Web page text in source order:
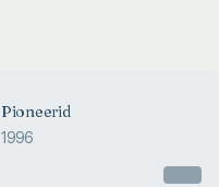
Pioneerid
1996